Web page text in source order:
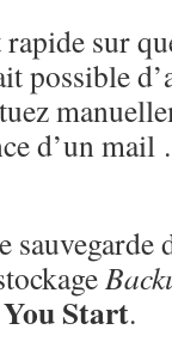
sur
possible
d’un
sauvegarde
Start.